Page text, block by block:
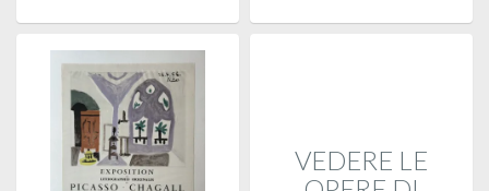
VEDERE LE